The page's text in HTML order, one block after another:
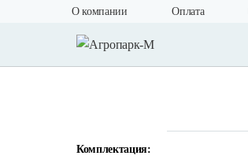
О компании Оплата
Комплектация: